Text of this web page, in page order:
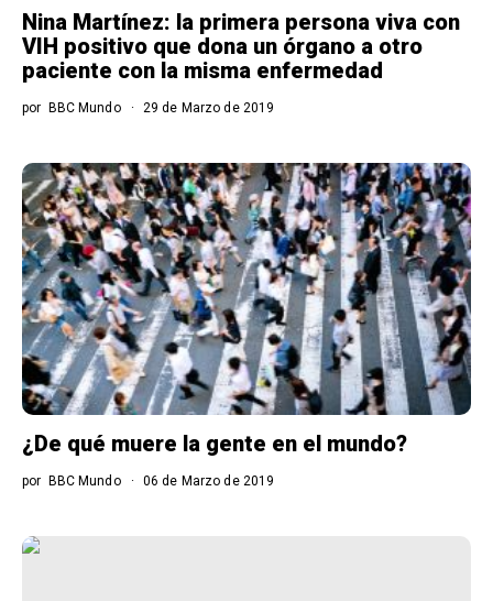
Nina Martínez: la primera persona viva con
VIH positivo que dona un órgano a otro
paciente con la misma enfermedad
por BBC Mundo 29 de Marzo de 2019
¿De qué muere la gente en el mundo?
por BBC Mundo 06 de Marzo de 2019